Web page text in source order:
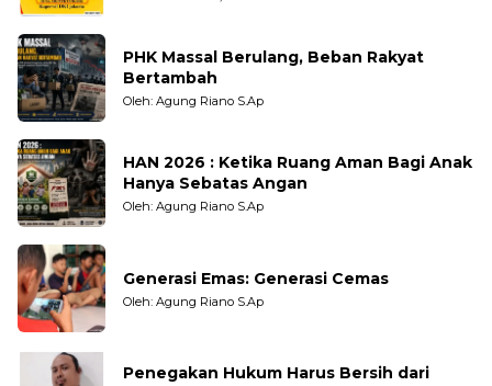
PHK Massal Berulang, Beban Rakyat
Bertambah
Oleh: Agung Riano S.Ap
HAN 2026 : Ketika Ruang Aman Bagi Anak
Hanya Sebatas Angan
Oleh: Agung Riano S.Ap
Generasi Emas: Generasi Cemas
Oleh: Agung Riano S.Ap
Penegakan Hukum Harus Bersih dari